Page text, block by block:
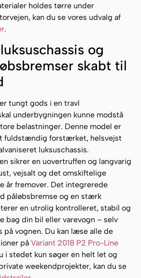
holdes tørre under
kan du se vores udvalg af
.
og
skabt til
tungt gods i en travl
underbygningen kunne modstå
belastninger. Denne model er
fuldstændig forstærket, helsvejst
luksuschassis.
sikrer en uovertruffen og langvarig
vejsalt og det omskiftelige
år fremover. Det integrerede
påløbsbremse og en stærk
en utrolig kontrolleret, stabil og
bag din bil eller varevogn – selv
på vognen. Du kan læse alle de
på Variant 2018 P2 Pro-Line
i stedet kun søger en helt let og
weekendprojekter, kan du se